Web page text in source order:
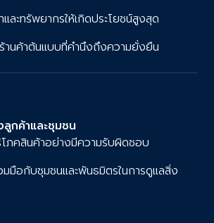
ละทรัพยากรให้เกิดประโยชน์สูงสุด
านค้าต้นแบบที่คำนึงถึงความยั่งยืน
กค้าและชุมชน
ภคสินค้าอย่างมีความรับผิดชอบ
มมือกับชุมชนและพันธมิตรในการดูแลสิ่ง